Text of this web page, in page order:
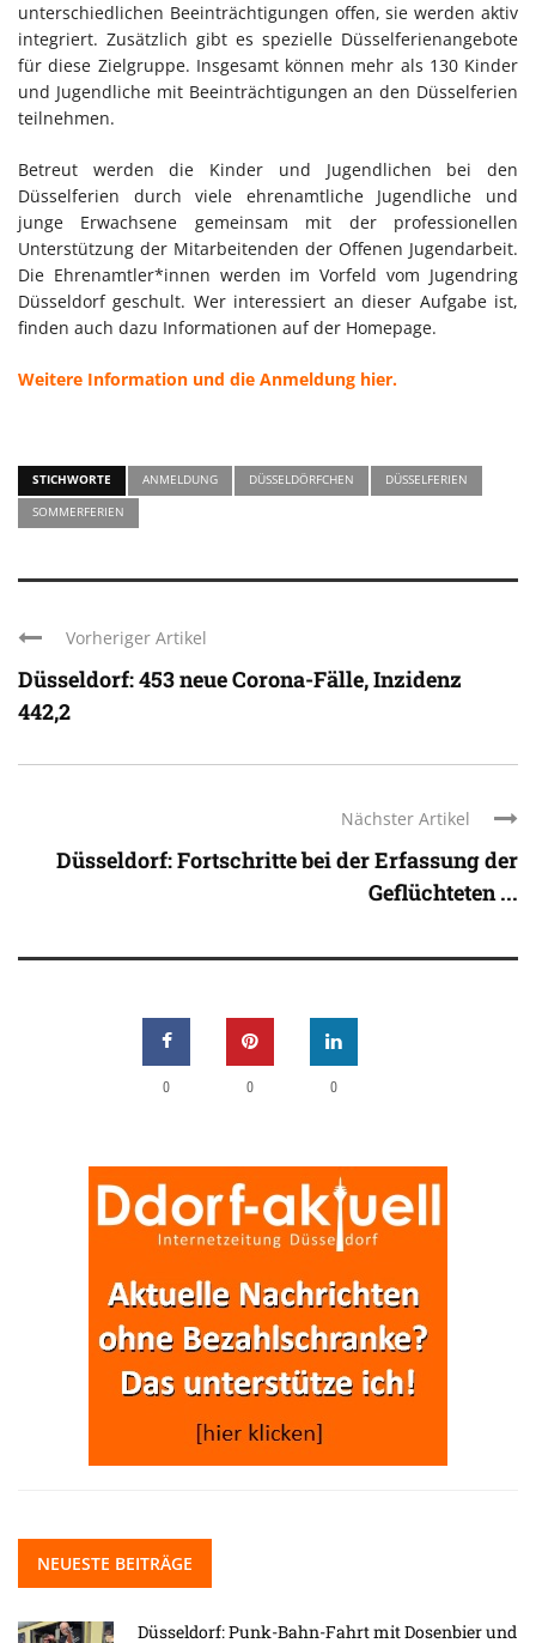
unterschiedlichen Beeinträchtigungen offen, sie werden aktiv
integriert. Zusätzlich gibt es spezielle Düsselferienangebote
für diese Zielgruppe. Insgesamt können mehr als 130 Kinder
und Jugendliche mit Beeinträchtigungen an den Düsselferien
teilnehmen.
Betreut werden die Kinder und Jugendlichen bei den
Düsselferien durch viele ehrenamtliche Jugendliche und
junge Erwachsene gemeinsam mit der professionellen
Unterstützung der Mitarbeitenden der Offenen Jugendarbeit.
Die Ehrenamtler*innen werden im Vorfeld vom Jugendring
Düsseldorf geschult. Wer interessiert an dieser Aufgabe ist,
finden auch dazu Informationen auf der Homepage.
Weitere Information und die Anmeldung hier.
STICHWORTE ANMELDUNG DÜSSELDÖRFCHEN
DÜSSELFERIEN
SOMMERFERIEN
Vorheriger Artikel
Düsseldorf: 453 neue Corona-Fälle, Inzidenz
442,2
Nächster Artikel
Düsseldorf: Fortschritte bei der Erfassung der
Geflüchteten ...
0 0 0
NEUESTE BEITRÄGE
Düsseldorf: Punk-Bahn-Fahrt mit Dosenbier und